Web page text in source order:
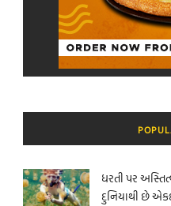
ધરતી પર
દુનિયાથી છે